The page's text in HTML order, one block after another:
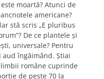
moartă? Atunci de
americane?
stă scris „E pluribus
De ce plantele şi
universale? Pentru
aud îngăimând. Ştiai
române cuprinde
de peste 70 la